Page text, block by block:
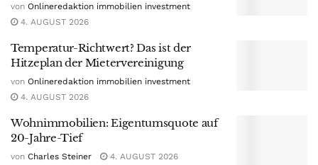
von Onlineredaktion immobilien investment
4. AUGUST 2026
Temperatur-Richtwert? Das ist der
Hitzeplan der Mietervereinigung
von Onlineredaktion immobilien investment
4. AUGUST 2026
Wohnimmobilien: Eigentumsquote auf
20-Jahre-Tief
von Charles Steiner 4. AUGUST 2026